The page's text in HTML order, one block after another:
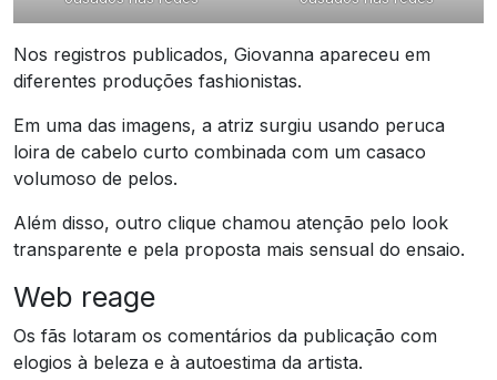
Nos registros publicados, Giovanna apareceu em
diferentes produções fashionistas.
Em uma das imagens, a atriz surgiu usando peruca
loira de cabelo curto combinada com um casaco
volumoso de pelos.
Além disso, outro clique chamou atenção pelo look
transparente e pela proposta mais sensual do ensaio.
Web reage
Os fãs lotaram os comentários da publicação com
elogios à beleza e à autoestima da artista.